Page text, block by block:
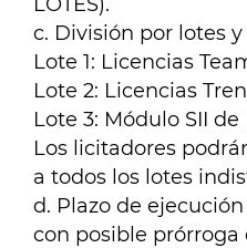
c. División por lotes
Lote 1: Licencias
Lote 2: Licencias
Lote 3: Módulo SII de
Los licitadores
a todos los lotes
d. Plazo de
con posible prórroga